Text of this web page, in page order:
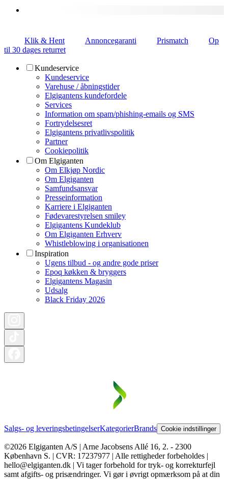
Klik & Hent Annoncegaranti Prismatch
Op
til 30 dages returret
Kundeservice
Kundeservice
Varehuse / åbningstider
Elgigantens kundefordele
Services
Information om spam/phishing-emails og SMS
Fortrydelsesret
Elgigantens privatlivspolitik
Partner
Cookiepolitik
Om Elgiganten
Om Elkjøp Nordic
Om Elgiganten
Samfundsansvar
Presseinformation
Karriere i Elgiganten
Fødevarestyrelsen smiley
Elgigantens Kundeklub
Om Elgiganten Erhverv
Whistleblowing i organisationen
Inspiration
Ugens tilbud - og andre gode priser
Epoq køkken & bryggers
Elgigantens Magasin
Udsalg
Black Friday 2026
Salgs- og leveringsbetingelserKategorierBrands Cookie indstillinger
©2026 Elgiganten A/S | Arne Jacobsens Allé 16, 2. - 2300
København S. | CVR: 17237977 | Alle rettigheder forbeholdes |
hello@elgiganten.dk | Vi tager forbehold for tryk- og korrekturfejl
samt afgifts- og prisændringer. Vi gør i øvrigt opmærksom på at din